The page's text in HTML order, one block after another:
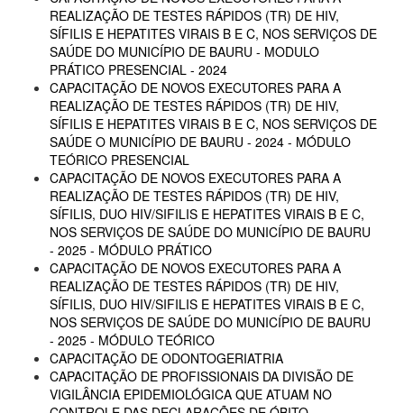
REALIZAÇÃO DE TESTES RÁPIDOS (TR) DE HIV,
SÍFILIS E HEPATITES VIRAIS B E C, NOS SERVIÇOS DE
SAÚDE DO MUNICÍPIO DE BAURU - MODULO
PRÁTICO PRESENCIAL - 2024
CAPACITAÇÃO DE NOVOS EXECUTORES PARA A
REALIZAÇÃO DE TESTES RÁPIDOS (TR) DE HIV,
SÍFILIS E HEPATITES VIRAIS B E C, NOS SERVIÇOS DE
SAÚDE O MUNICÍPIO DE BAURU - 2024 - MÓDULO
TEÓRICO PRESENCIAL
CAPACITAÇÃO DE NOVOS EXECUTORES PARA A
REALIZAÇÃO DE TESTES RÁPIDOS (TR) DE HIV,
SÍFILIS, DUO HIV/SIFILIS E HEPATITES VIRAIS B E C,
NOS SERVIÇOS DE SAÚDE DO MUNICÍPIO DE BAURU
- 2025 - MÓDULO PRÁTICO
CAPACITAÇÃO DE NOVOS EXECUTORES PARA A
REALIZAÇÃO DE TESTES RÁPIDOS (TR) DE HIV,
SÍFILIS, DUO HIV/SIFILIS E HEPATITES VIRAIS B E C,
NOS SERVIÇOS DE SAÚDE DO MUNICÍPIO DE BAURU
- 2025 - MÓDULO TEÓRICO
CAPACITAÇÃO DE ODONTOGERIATRIA
CAPACITAÇÃO DE PROFISSIONAIS DA DIVISÃO DE
VIGILÂNCIA EPIDEMIOLÓGICA QUE ATUAM NO